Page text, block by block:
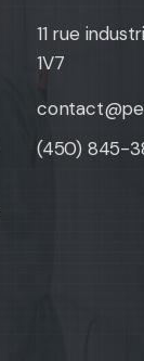
11 rue
1V7
(450) 845-